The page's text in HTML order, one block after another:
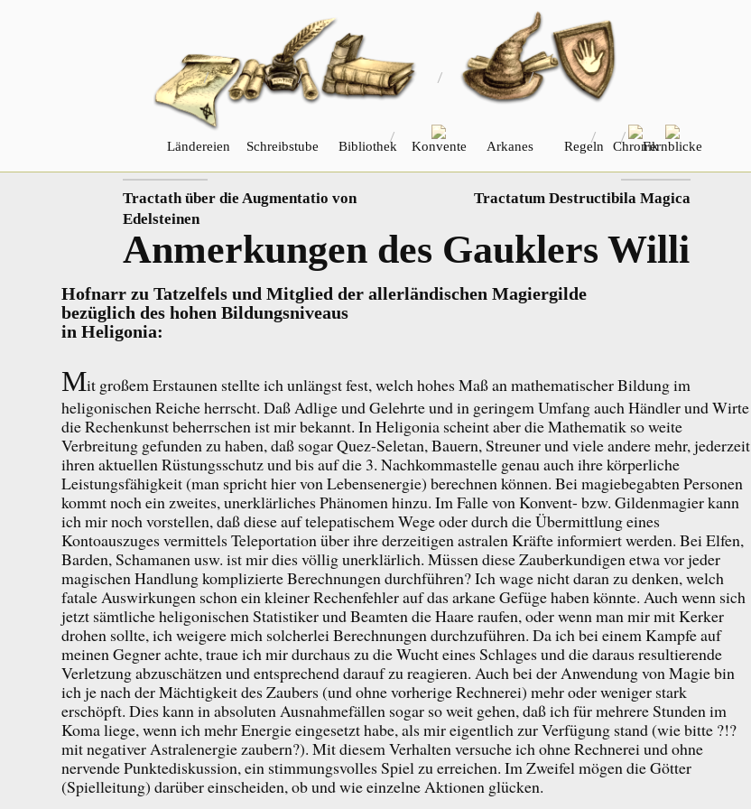
Ländereien Schreibstube Bibliothek Konvente Arkanes Regeln ChronikFernblicke
Anmerkungen des Gauklers Willi
Hofnarr zu Tatzelfels und Mitglied der allerländischen Magiergilde
bezüglich des hohen Bildungsniveaus
in Heligonia:
Mit großem Erstaunen stellte ich unlängst fest, welch hohes Maß an mathematischer Bildung im
heligonischen Reiche herrscht. Daß Adlige und Gelehrte und in geringem Umfang auch Händler und Wirte
die Rechenkunst beherrschen ist mir bekannt. In Heligonia scheint aber die Mathematik so weite
Verbreitung gefunden zu haben, daß sogar Quez-Seletan, Bauern, Streuner und viele andere mehr, jederzeit
ihren aktuellen Rüstungsschutz und bis auf die 3. Nachkommastelle genau auch ihre körperliche
Leistungsfähigkeit (man spricht hier von Lebensenergie) berechnen können. Bei magiebegabten Personen
kommt noch ein zweites, unerklärliches Phänomen hinzu. Im Falle von Konvent- bzw. Gildenmagier kann
ich mir noch vorstellen, daß diese auf telepatischem Wege oder durch die Übermittlung eines
Kontoauszuges vermittels Teleportation über ihre derzeitigen astralen Kräfte informiert werden. Bei Elfen,
Barden, Schamanen usw. ist mir dies völlig unerklärlich. Müssen diese Zauberkundigen etwa vor jeder
magischen Handlung komplizierte Berechnungen durchführen? Ich wage nicht daran zu denken, welch
fatale Auswirkungen schon ein kleiner Rechenfehler auf das arkane Gefüge haben könnte. Auch wenn sich
jetzt sämtliche heligonischen Statistiker und Beamten die Haare raufen, oder wenn man mir mit Kerker
drohen sollte, ich weigere mich solcherlei Berechnungen durchzuführen. Da ich bei einem Kampfe auf
meinen Gegner achte, traue ich mir durchaus zu die Wucht eines Schlages und die daraus resultierende
Verletzung abzuschätzen und entsprechend darauf zu reagieren. Auch bei der Anwendung von Magie bin
ich je nach der Mächtigkeit des Zaubers (und ohne vorherige Rechnerei) mehr oder weniger stark
erschöpft. Dies kann in absoluten Ausnahmefällen sogar so weit gehen, daß ich für mehrere Stunden im
Koma liege, wenn ich mehr Energie eingesetzt habe, als mir eigentlich zur Verfügung stand (wie bitte ?!?
mit negativer Astralenergie zaubern?). Mit diesem Verhalten versuche ich ohne Rechnerei und ohne
nervende Punktediskussion, ein stimmungsvolles Spiel zu erreichen. Im Zweifel mögen die Götter
(Spielleitung) darüber einscheiden, ob und wie einzelne Aktionen glücken.
Tractath über die Augmentatio von
Edelsteinen
Tractatum Destructibila Magica